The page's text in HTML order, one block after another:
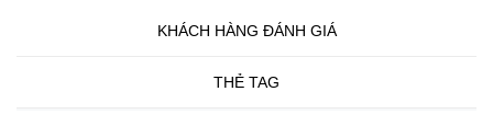
KHÁCH HÀNG ĐÁNH GIÁ
THẺ TAG